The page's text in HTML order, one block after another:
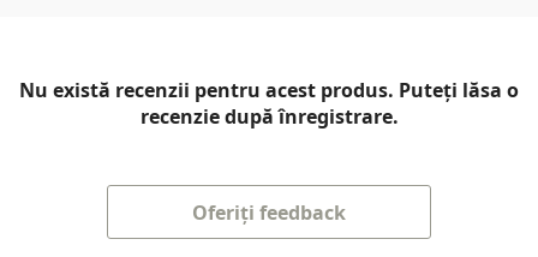
Nu există recenzii pentru acest produs. Puteți lăsa o
recenzie după înregistrare.
Oferiți feedback